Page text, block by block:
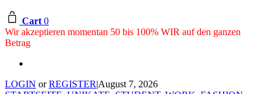
Cart 0
Wir akzeptieren momentan 50 bis 100% WIR auf den ganzen
Betrag
LOGIN orREGISTER|August 7, 2026